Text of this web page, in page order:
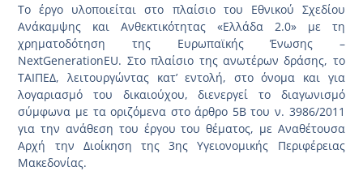
Το έργο υλοποιείται στο πλαίσιο του Εθνικού Σχεδίου
Ανάκαμψης και Ανθεκτικότητας «Ελλάδα 2.0» με τη
χρηματοδότηση της Ευρωπαϊκής Ένωσης –
NextGenerationEU. Στο πλαίσιο της ανωτέρων δράσης, το
ΤΑΙΠΕΔ, λειτουργώντας κατ’ εντολή, στο όνομα και για
λογαριασμό του δικαιούχου, διενεργεί το διαγωνισμό
σύμφωνα με τα οριζόμενα στο άρθρο 5Β του ν. 3986/2011
για την ανάθεση του έργου του θέματος, με Αναθέτουσα
Αρχή την Διοίκηση της 3ης Υγειονομικής Περιφέρειας
Μακεδονίας.